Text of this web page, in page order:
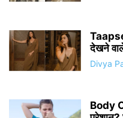
देखने
Divya
Body